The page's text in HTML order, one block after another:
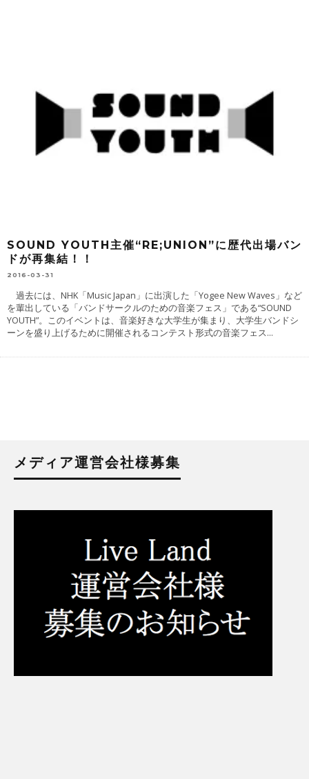
SOUND YOUTH主催“RE;UNION”に歴代出場バン
ドが再集結！！
2016-03-31
過去には、NHK「Music Japan」に出演した「Yogee New Waves」など
を輩出している「バンドサークルのための音楽フェス」である“SOUND
YOUTH”。このイベントは、音楽好きな大学生が集まり、大学生バンドシ
ーンを盛り上げるために開催されるコンテスト形式の音楽フェス...
メディア運営会社様募集